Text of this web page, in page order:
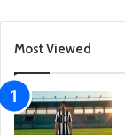
Most Viewed